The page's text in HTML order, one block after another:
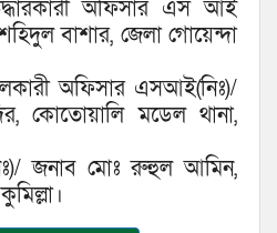
অফিসার এস আই
বাশার, জেলা গোয়েন্দা
অফিসার এসআই(নিঃ)/
কোতোয়ালি মডেল থানা,
জনাব মোঃ রুহুল আমিন,